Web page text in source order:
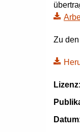
Zu
Lizenz: